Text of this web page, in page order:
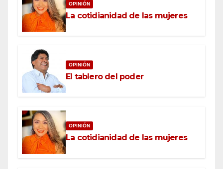
OPINIÓN
La cotidianidad de las mujeres
OPINIÓN
El tablero del poder
OPINIÓN
La cotidianidad de las mujeres